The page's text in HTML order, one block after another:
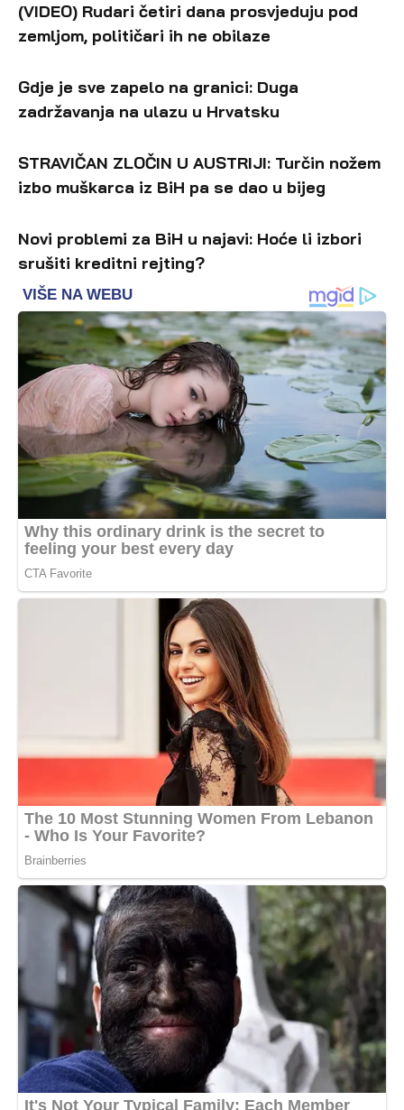
(VIDEO) Rudari četiri dana prosvjeduju pod
zemljom, političari ih ne obilaze
Gdje je sve zapelo na granici: Duga
zadržavanja na ulazu u Hrvatsku
STRAVIČAN ZLOČIN U AUSTRIJI: Turčin nožem
izbo muškarca iz BiH pa se dao u bijeg
Novi problemi za BiH u najavi: Hoće li izbori
srušiti kreditni rejting?